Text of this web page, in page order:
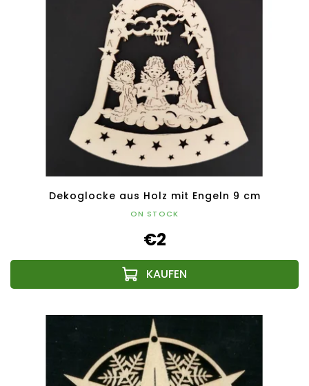
Dekoglocke aus Holz mit Engeln 9 cm
ON STOCK
€2